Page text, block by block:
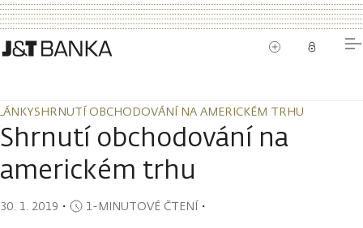
SHRNUTÍ OBCHODOVÁNÍ NA AMERICKÉM TRHU
SHRNUTÍ OBCHODOVÁNÍ NA AMERICKÉM TRHU
Shrnutí obchodování na
americkém trhu
30. 1. 2019 ・ 1-MINUTOVÉ ČTENÍ・